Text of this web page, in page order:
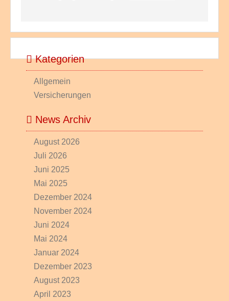
Kategorien
Allgemein
Versicherungen
News Archiv
August 2026
Juli 2026
Juni 2025
Mai 2025
Dezember 2024
November 2024
Juni 2024
Mai 2024
Januar 2024
Dezember 2023
August 2023
April 2023